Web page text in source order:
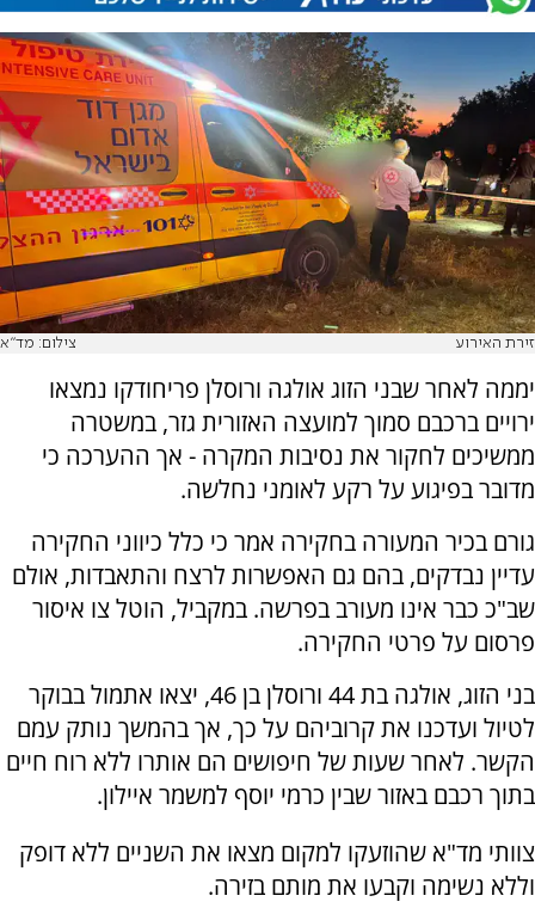
זירת האירוע צילום: מד"א
יממה לאחר שבני הזוג אולגה ורוסלן פריחודקו נמצאו
ירויים ברכבם סמוך למועצה האזורית גזר, במשטרה
ממשיכים לחקור את נסיבות המקרה - אך ההערכה כי
מדובר בפיגוע על רקע לאומני נחלשה.
גורם בכיר המעורה בחקירה אמר כי כלל כיווני החקירה
עדיין נבדקים, בהם גם האפשרות לרצח והתאבדות, אולם
שב"כ כבר אינו מעורב בפרשה. במקביל, הוטל צו איסור
פרסום על פרטי החקירה.
בני הזוג, אולגה בת 44 ורוסלן בן 46, יצאו אתמול בבוקר
לטיול ועדכנו את קרוביהם על כך, אך בהמשך נותק עמם
הקשר. לאחר שעות של חיפושים הם אותרו ללא רוח חיים
בתוך רכבם באזור שבין כרמי יוסף למשמר איילון.
צוותי מד"א שהוזעקו למקום מצאו את השניים ללא דופק
וללא נשימה וקבעו את מותם בזירה.